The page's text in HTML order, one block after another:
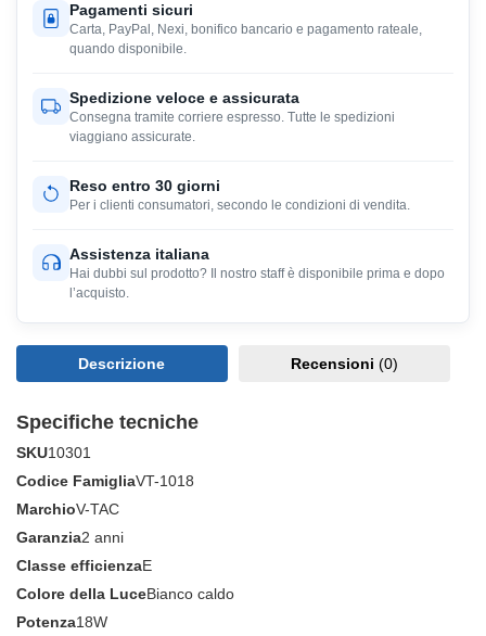
Pagamenti sicuri
Carta, PayPal, Nexi, bonifico bancario e pagamento rateale,
quando disponibile.
Spedizione veloce e assicurata
Consegna tramite corriere espresso. Tutte le spedizioni
viaggiano assicurate.
Reso entro 30 giorni
Per i clienti consumatori, secondo le condizioni di vendita.
Assistenza italiana
Hai dubbi sul prodotto? Il nostro staff è disponibile prima e dopo
l’acquisto.
Descrizione Recensioni (0)
Specifiche tecniche
SKU10301
Codice FamigliaVT-1018
MarchioV-TAC
Garanzia2 anni
Classe efficienzaE
Colore della LuceBianco caldo
Potenza18W